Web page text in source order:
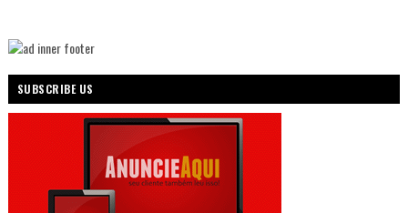
SUBSCRIBE US